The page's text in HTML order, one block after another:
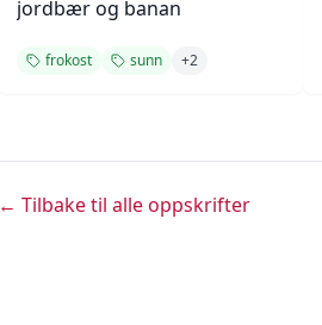
jordbær og banan
frokost sunn +2
← Tilbake til alle oppskrifter